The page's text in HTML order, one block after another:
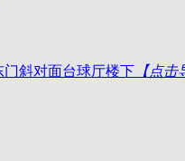
斜对面台球厅楼下 【点击